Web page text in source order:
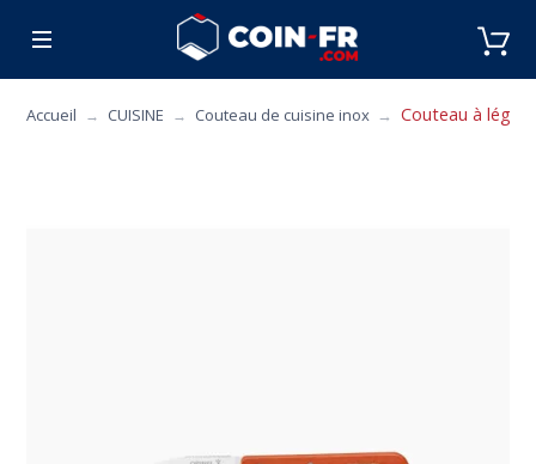
CUISINE MOBILIER
Accueil CUISINE Couteau de cuisine inox Couteau à